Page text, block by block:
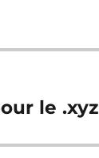
le .xyz